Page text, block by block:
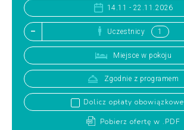
14.11 - 22.11.2026
Uczestnicy
Miejsce w pokoju
Zgodnie z programem
Dolicz opłaty obowiązkowe
Pobierz ofertę w .PDF